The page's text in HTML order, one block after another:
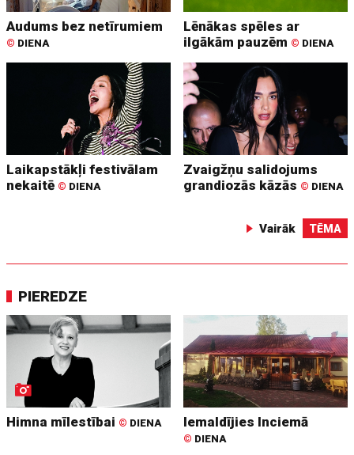
Audums bez netīrumiem
© DIENA
Lēnākas spēles ar
ilgākām pauzēm © DIENA
Laikapstākļi festivālam
nekaitē © DIENA
Zvaigžņu salidojums
grandiozās kāzās © DIENA
Vairāk TĒMA
PIEREDZE
Himna mīlestībai © DIENA Iemaldījies Inciemā
© DIENA